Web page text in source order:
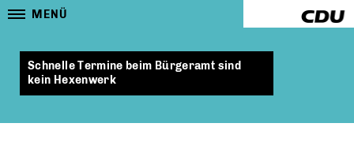
MENÜ
Schnelle Termine beim Bürgeramt sind
kein Hexenwerk